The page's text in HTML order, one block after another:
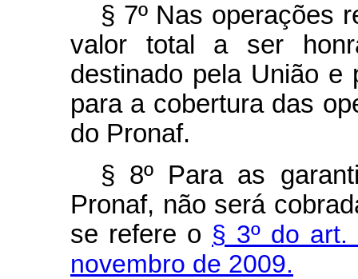
§ 7º Nas operações
valor total a ser
destinado pela União e
para a cobertura das
do Pronaf.
§ 8º Para as
Pronaf, não será
se refere o § 3º do art.
novembro de 2009.